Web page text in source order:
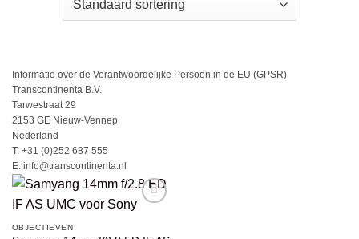
Informatie over de Verantwoordelijke Persoon in de EU (GPSR)
Transcontinenta B.V.
Tarwestraat 29
2153 GE Nieuw-Vennep
Nederland
T: +31 (0)252 687 555
E: info@transcontinenta.nl
OBJECTIEVEN